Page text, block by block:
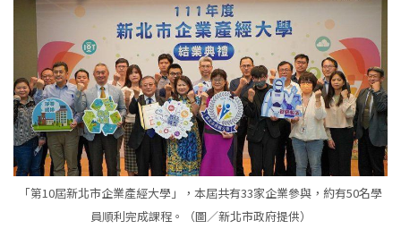
「第10屆新北市企業產經大學」，本屆共有33家企業參與，約有50名學
員順利完成課程。（圖／新北市政府提供）